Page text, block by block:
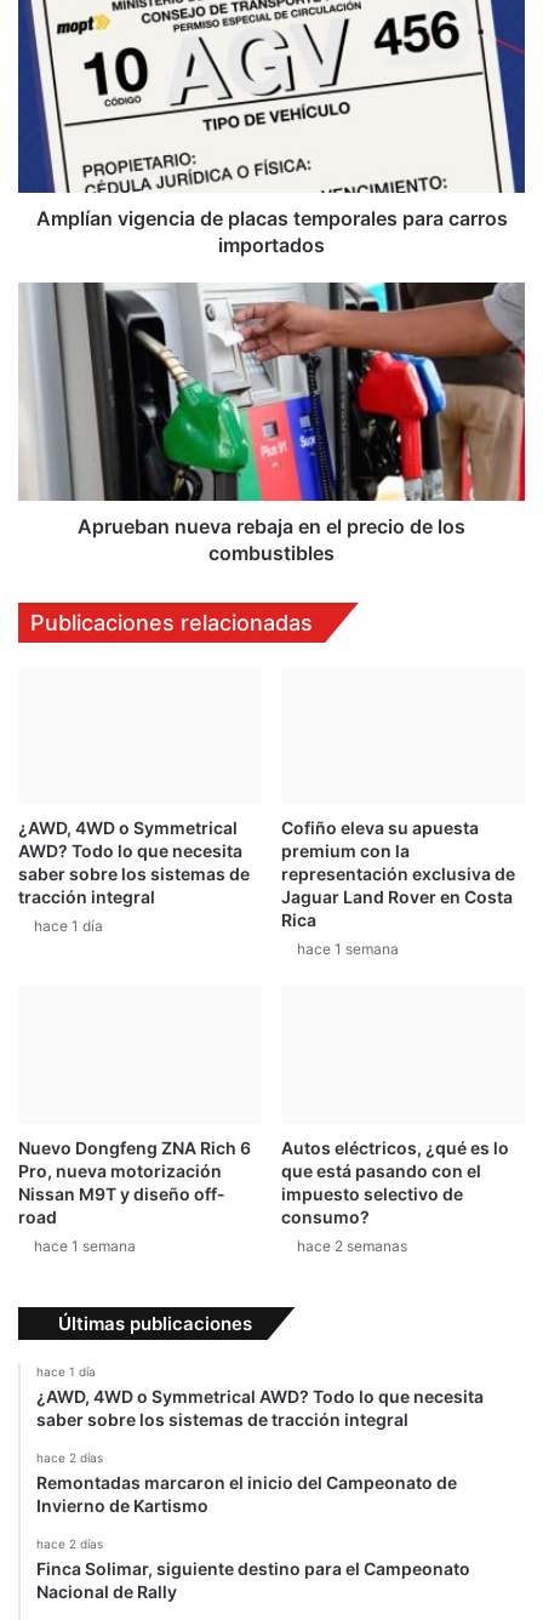
vigencia
de
placas
temporales
para
carros
importados
Amplían vigencia de placas temporales para carros
importados
Aprueban
nueva
rebaja
combustibles
Aprueban nueva rebaja en el precio de los
combustibles
Publicaciones relacionadas
¿AWD, 4WD o Symmetrical
AWD? Todo lo que necesita
saber sobre los sistemas de
tracción integral
hace 1 día
Cofiño eleva su apuesta
premium con la
representación exclusiva de
Jaguar Land Rover en Costa
Rica
hace 1 semana
Nuevo Dongfeng ZNA Rich 6
Pro, nueva motorización
Nissan M9T y diseño off-
road
hace 1 semana
Autos eléctricos, ¿qué es lo
que está pasando con el
impuesto selectivo de
consumo?
hace 2 semanas
Últimas publicaciones
hace 1 día
¿AWD, 4WD o Symmetrical AWD? Todo lo que necesita
saber sobre los sistemas de tracción integral
hace 2 días
Remontadas marcaron el inicio del Campeonato de
Invierno de Kartismo
hace 2 días
Finca Solimar, siguiente destino para el Campeonato
Nacional de Rally